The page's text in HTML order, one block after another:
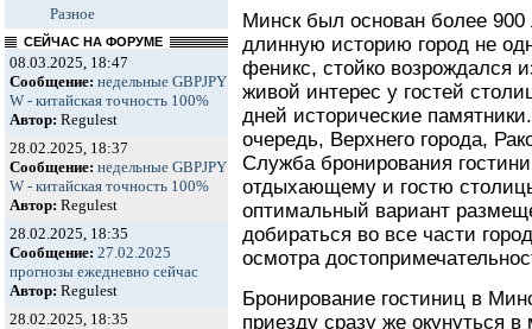
Разное
СЕЙЧАС НА ФОРУМЕ
08.03.2025, 18:47
Сообщение: недельные GBPJPY
W - китайская точность 100%
Автор: Regulest
28.02.2025, 18:37
Сообщение: недельные GBPJPY
W - китайская точность 100%
Автор: Regulest
28.02.2025, 18:35
Сообщение: 27.02.2025
прогнозы ежедневно сейчас
Автор: Regulest
28.02.2025, 18:35
Минск был основан более
длинную историю город не
феникс, стойко возрождался
живой интерес у гостей
дней исторические
очередь, Верхнего города,
Служба бронирования
отдыхающему и гостю
оптимальный вариант
добираться во все части
осмотра
Бронирование гостиниц в
приезду сразу же окунуться